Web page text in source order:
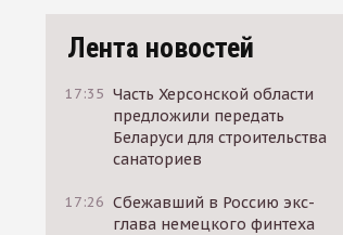
Лента новостей
17:35 Часть Херсонской области
предложили передать
Беларуси для строительства
санаториев
17:26 Сбежавший в Россию экс-
глава немецкого финтеха